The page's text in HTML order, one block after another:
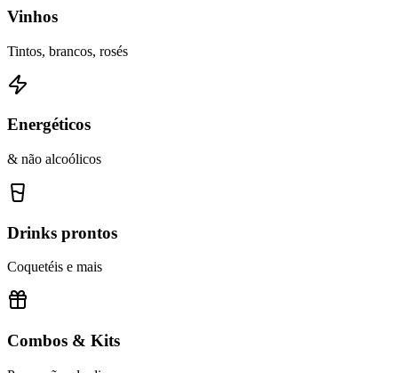
Vinhos
Tintos, brancos, rosés
Energéticos
& não alcoólicos
Drinks prontos
Coquetéis e mais
Combos & Kits